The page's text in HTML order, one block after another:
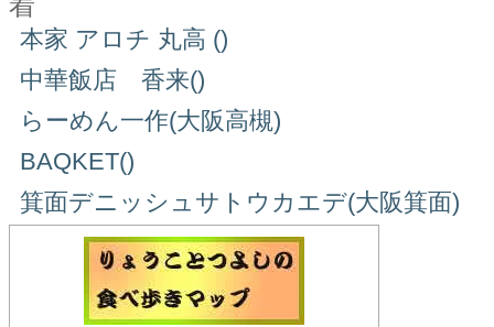
本家 アロチ 丸高 ()
中華飯店 香来()
らーめん一作(大阪高槻)
BAQKET()
箕面デニッシュサトウカエデ(大阪箕面)